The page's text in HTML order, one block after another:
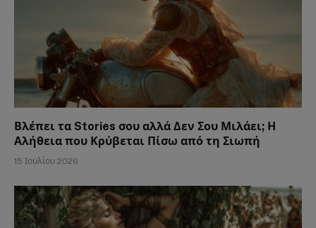
Βλέπει τα Stories σου αλλά Δεν Σου Μιλάει; Η
Αλήθεια που Κρύβεται Πίσω από τη Σιωπή
15 Ιουλίου 2026